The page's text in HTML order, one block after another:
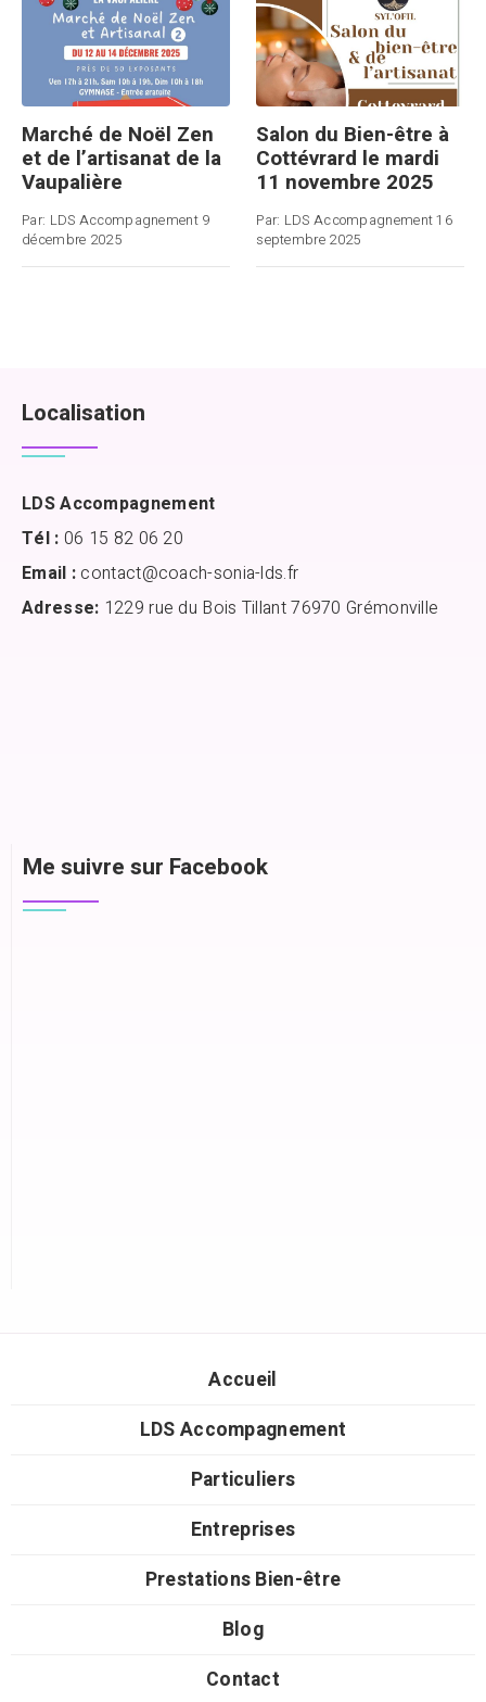
Marché de Noël Zen
et de l’artisanat de la
Vaupalière
Par: LDS Accompagnement 9
décembre 2025
Salon du Bien-être à
Cottévrard le mardi
11 novembre 2025
Par: LDS Accompagnement16
septembre 2025
Localisation
LDS Accompagnement
Tél : 06 15 82 06 20
Email :contact@coach-sonia-lds.fr
Adresse: 1229 rue du Bois Tillant 76970 Grémonville
Me suivre sur Facebook
Accueil
LDS Accompagnement
Particuliers
Entreprises
Prestations Bien-être
Blog
Contact